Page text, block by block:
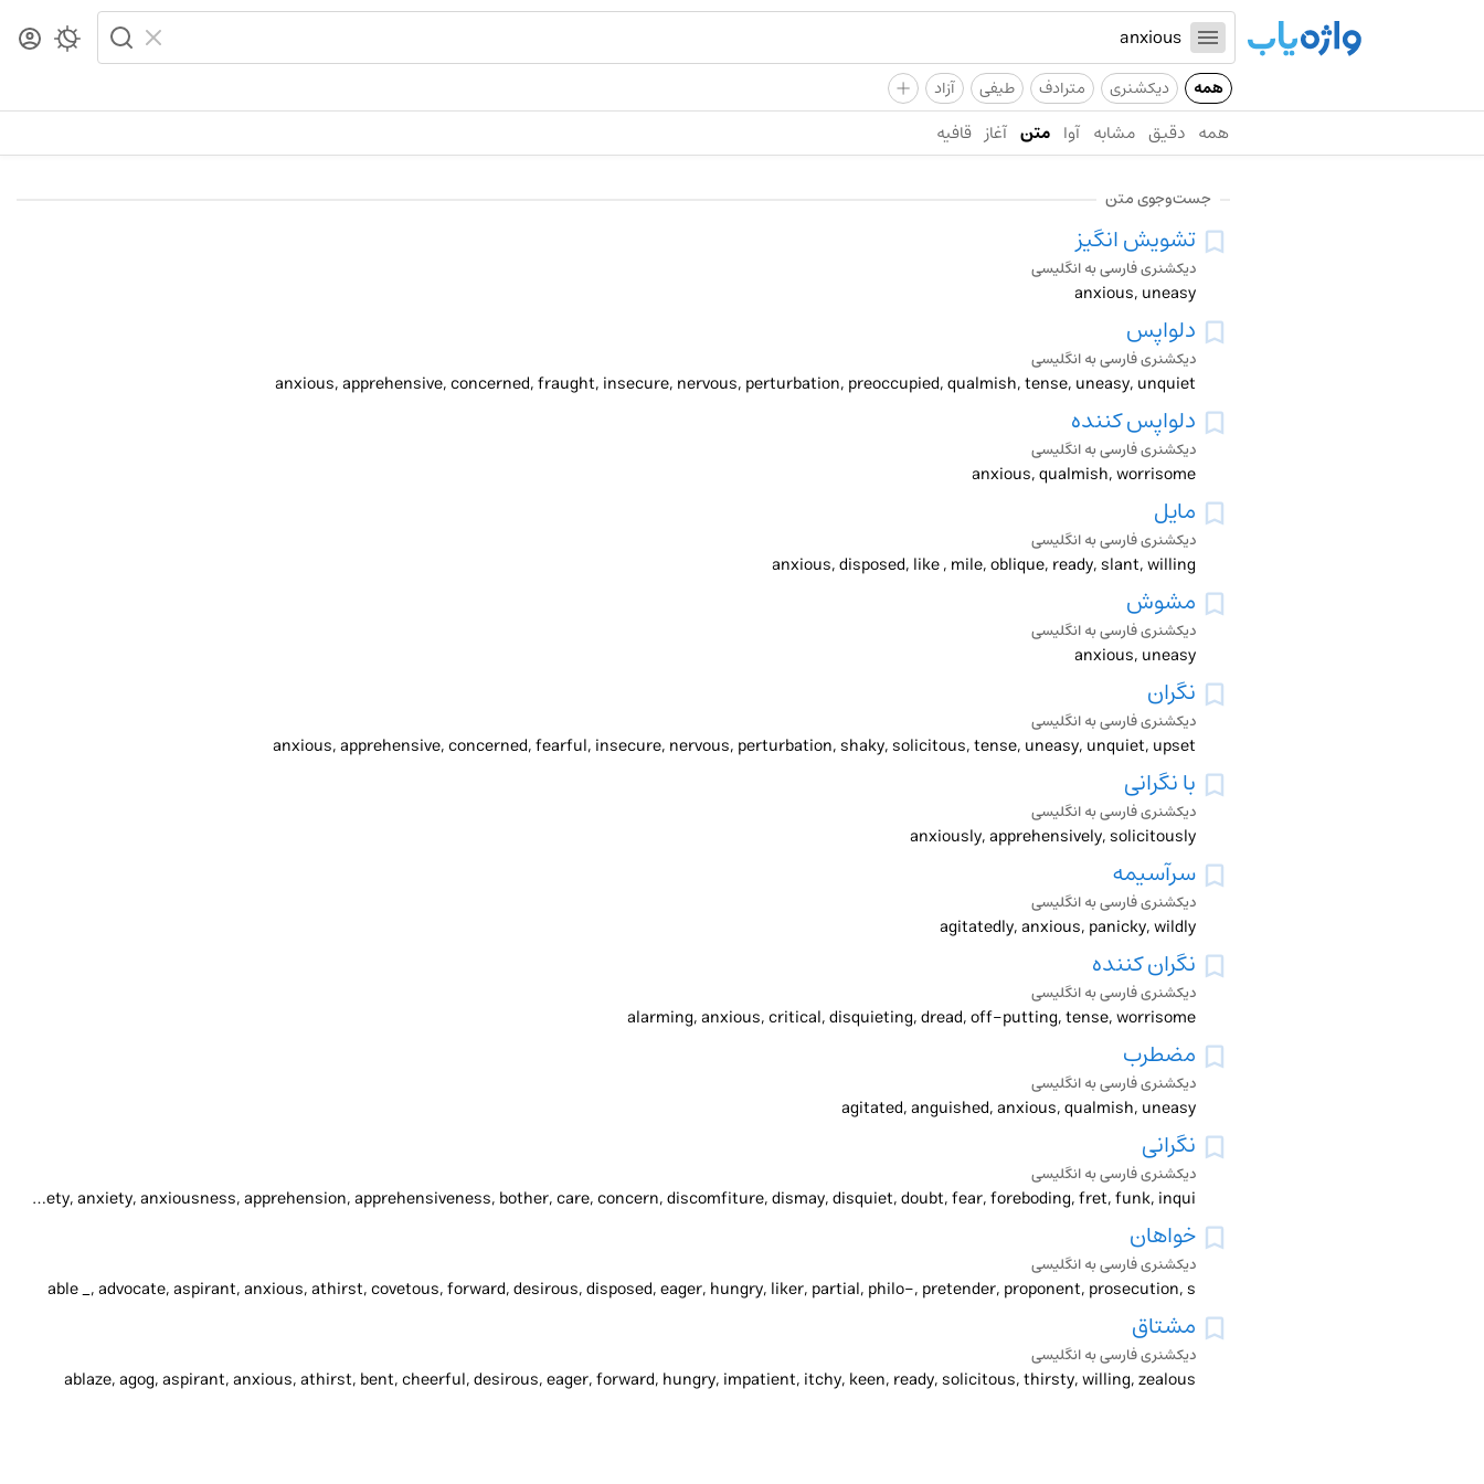
همه دیکشنری مترادف طیفی آزاد +
همه دقیق مشابه آوا متن آغاز قافیه
جست‌وجوی متن
تشویش انگیز
دیکشنری فارسی به انگلیسی
anxious, uneasy
دلواپس
دیکشنری فارسی به انگلیسی
anxious, apprehensive, concerned, fraught, insecure, nervous, perturbation, preoccupied, qualmish, tense, uneasy, unquiet
دلواپس کننده
دیکشنری فارسی به انگلیسی
anxious, qualmish, worrisome
مایل
دیکشنری فارسی به انگلیسی
anxious, disposed, like , mile, oblique, ready, slant, willing
مشوش
دیکشنری فارسی به انگلیسی
anxious, uneasy
نگران
دیکشنری فارسی به انگلیسی
anxious, apprehensive, concerned, fearful, insecure, nervous, perturbation, shaky, solicitous, tense, uneasy, unquiet, upset
با نگرانی
دیکشنری فارسی به انگلیسی
anxiously, apprehensively, solicitously
سرآسیمه
دیکشنری فارسی به انگلیسی
agitatedly, anxious, panicky, wildly
نگران کننده
دیکشنری فارسی به انگلیسی
alarming, anxious, critical, disquieting, dread, off-putting, tense, worrisome
مضطرب
دیکشنری فارسی به انگلیسی
agitated, anguished, anxious, qualmish, uneasy
نگرانی
دیکشنری فارسی به انگلیسی
anxiety, anxiety, anxiousness, apprehension, apprehensiveness, bother, care, concern, discomfiture, dismay, disquiet, doubt, fear, foreboding, fret, funk, inqui
خواهان
دیکشنری فارسی به انگلیسی
able _, advocate, aspirant, anxious, athirst, covetous, forward, desirous, disposed, eager, hungry, liker, partial, philo-, pretender, proponent, prosecution, s
مشتاق
دیکشنری فارسی به انگلیسی
ablaze, agog, aspirant, anxious, athirst, bent, cheerful, desirous, eager, forward, hungry, impatient, itchy, keen, ready, solicitous, thirsty, willing, zealous